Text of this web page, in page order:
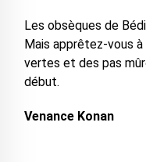
Les obsèques de
Mais apprêtez-vous
vertes et des pas
début.
Venance Konan